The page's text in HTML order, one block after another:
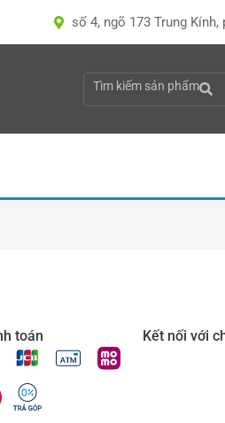
số 4, ngõ 173 Trung
Tìm kiếm sản phẩm
toán Kết nối với